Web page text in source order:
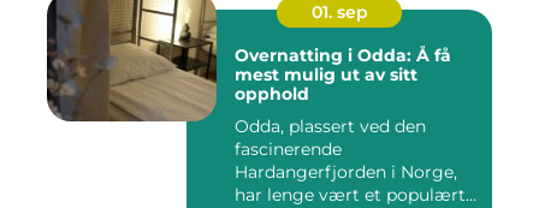
01. sep
Overnatting i Odda: Å få
mest mulig ut av sitt
opphold
Odda, plassert ved den
fascinerende
Hardangerfjorden i Norge,
har lenge vært et populært...